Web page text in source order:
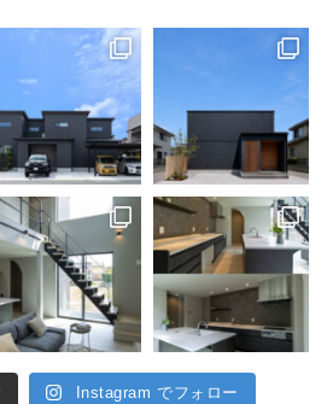
Instagram でフォロー